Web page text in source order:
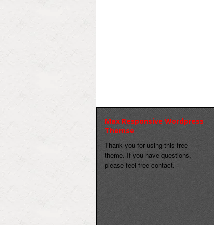
Max Responsive Wordpress
Themse
Thank you for using this free
theme. If you have questions,
please feel free contact.